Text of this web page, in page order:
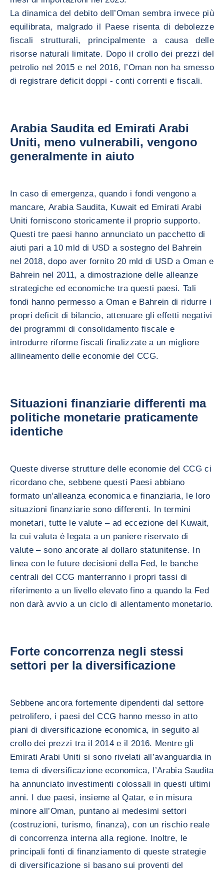
La dinamica del debito dell’Oman sembra invece più
equilibrata, malgrado il Paese risenta di debolezze
fiscali strutturali, principalmente a causa delle
risorse naturali limitate. Dopo il crollo dei prezzi del
petrolio nel 2015 e nel 2016, l’Oman non ha smesso
di registrare deficit doppi - conti correnti e fiscali.
Arabia Saudita ed Emirati Arabi
Uniti, meno vulnerabili, vengono
generalmente in aiuto
In caso di emergenza, quando i fondi vengono a
mancare, Arabia Saudita, Kuwait ed Emirati Arabi
Uniti forniscono storicamente il proprio supporto.
Questi tre paesi hanno annunciato un pacchetto di
aiuti pari a 10 mld di USD a sostegno del Bahrein
nel 2018, dopo aver fornito 20 mld di USD a Oman e
Bahrein nel 2011, a dimostrazione delle alleanze
strategiche ed economiche tra questi paesi. Tali
fondi hanno permesso a Oman e Bahrein di ridurre i
propri deficit di bilancio, attenuare gli effetti negativi
dei programmi di consolidamento fiscale e
introdurre riforme fiscali finalizzate a un migliore
allineamento delle economie del CCG.
Situazioni finanziarie differenti ma
politiche monetarie praticamente
identiche
Queste diverse strutture delle economie del CCG ci
ricordano che, sebbene questi Paesi abbiano
formato un'alleanza economica e finanziaria, le loro
situazioni finanziarie sono differenti. In termini
monetari, tutte le valute – ad eccezione del Kuwait,
la cui valuta è legata a un paniere riservato di
valute – sono ancorate al dollaro statunitense. In
linea con le future decisioni della Fed, le banche
centrali del CCG manterranno i propri tassi di
riferimento a un livello elevato fino a quando la Fed
non darà avvio a un ciclo di allentamento monetario.
Forte concorrenza negli stessi
settori per la diversificazione
Sebbene ancora fortemente dipendenti dal settore
petrolifero, i paesi del CCG hanno messo in atto
piani di diversificazione economica, in seguito al
crollo dei prezzi tra il 2014 e il 2016. Mentre gli
Emirati Arabi Uniti si sono rivelati all’avanguardia in
tema di diversificazione economica, l’Arabia Saudita
ha annunciato investimenti colossali in questi ultimi
anni. I due paesi, insieme al Qatar, e in misura
minore all’Oman, puntano ai medesimi settori
(costruzioni, turismo, finanza), con un rischio reale
di concorrenza interna alla regione. Inoltre, le
principali fonti di finanziamento di queste strategie
di diversificazione si basano sui proventi del